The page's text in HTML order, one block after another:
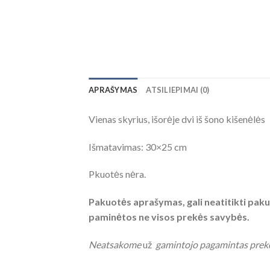
APRAŠYMAS ATSILIEPIMAI (0)
Vienas skyrius, išorėje dvi iš šono kišenėlės
Išmatavimas: 30×25 cm
Pkuotės nėra.
Pakuotės aprašymas, gali neatitikti
paminėtos ne visos prekės savybės.
Neatsakomeuž gamintojo pagamintas